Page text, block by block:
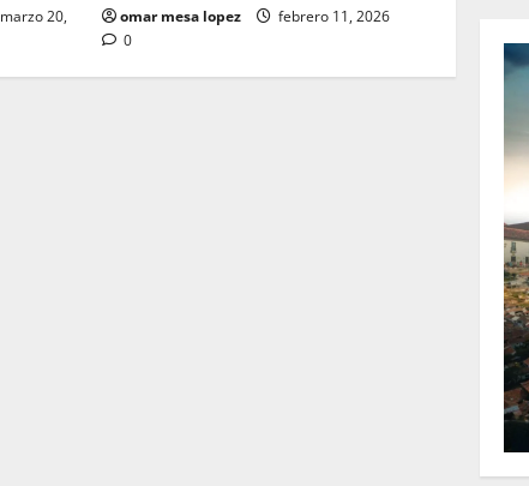
marzo 20,
omar mesa lopez
febrero 11, 2026
0